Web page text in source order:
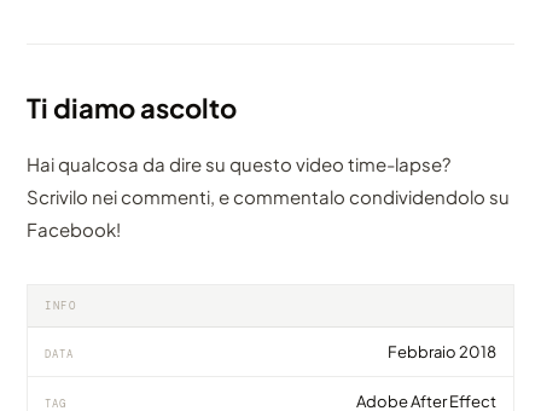
Ti diamo ascolto
Hai qualcosa da dire su questo video time-lapse?
Scrivilo nei commenti, e commentalo condividendolo su
Facebook!
INFO
DATA Febbraio 2018
TAG Adobe After Effect